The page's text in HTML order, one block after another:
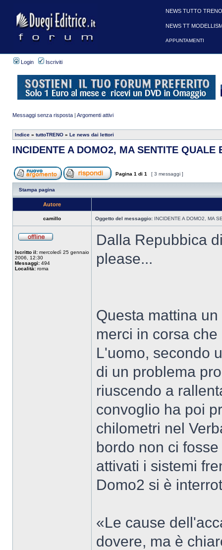
Login Iscriviti
Messaggi senza risposta | Argomenti attivi
Indice » tuttoTRENO » Le news dai lettori
INCIDENTE A DOMO2, MA SENTITE
Pagina 1 di 1 [ 3 messaggi ]
Stampa pagina
Autore
camillo Oggetto del messaggio: INCIDENTE A DOMO2, MA
Iscritto il: mercoledì 25 gennaio
2006, 12:30
Messaggi: 494
Località: roma
Dalla Repubbica
please...
Questa mattina
merci in corsa
L'uomo, secondo
di un problema
riuscendo a
convoglio ha poi
chilometri nel
bordo non ci
attivati i sistemi
Domo2 si è
«Le cause
dovere, ma è
NEWS TUTTO
NEWS TT
APPUNTAMENTI